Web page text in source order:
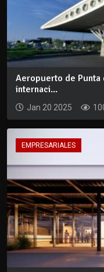
Aeropuerto de
internaci...
Jan 20 2025
EMPRESARIALES